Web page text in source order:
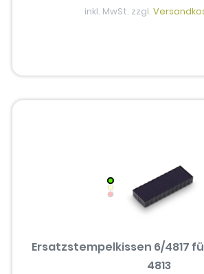
inkl. MwSt. zzgl.
Ersatzstempelkissen 6/4817
4813